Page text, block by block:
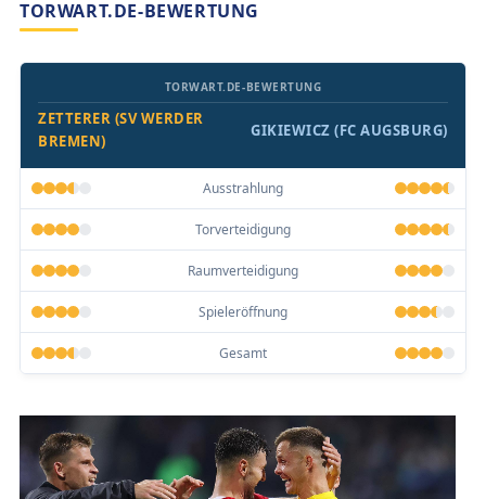
TORWART.DE-BEWERTUNG
ZETTERER (SV WERDER
BREMEN)
TORWART.DE-BEWERTUNG
GIKIEWICZ (FC AUGSBURG)
Ausstrahlung
Torverteidigung
Raumverteidigung
Spieleröffnung
Gesamt